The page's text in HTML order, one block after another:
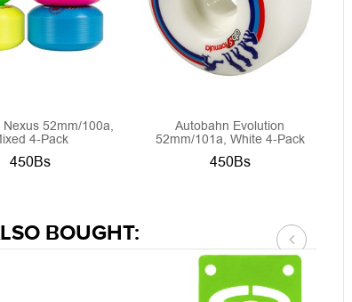
52mm/100a,
4-Pack
450Bs
Autobahn Evolution
52mm/101a, White 4-Pack
450Bs
BOUGHT: